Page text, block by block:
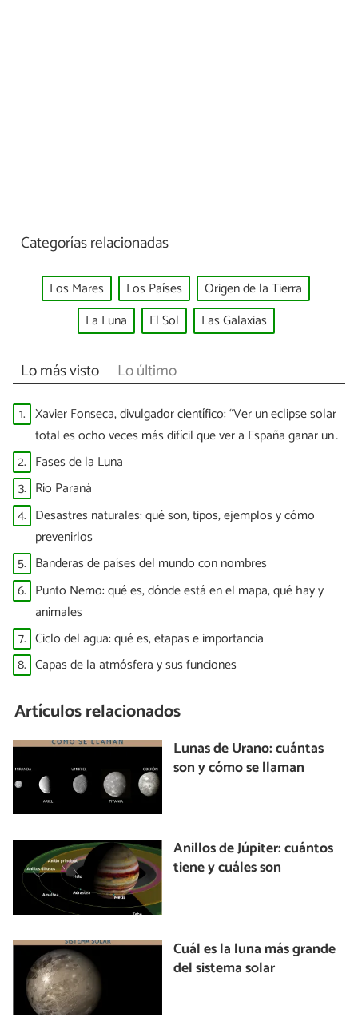
Categorías relacionadas
Los Mares Los Países
Origen de la Tierra
La Luna
El Sol Las Galaxias
Lo más visto Lo último
1. Xavier Fonseca, divulgador científico: “Ver un eclipse solar
total es ocho veces más difícil que ver a España ganar un
Mundial”
2. Fases de la Luna
3. Río Paraná
4. Desastres naturales: qué son, tipos, ejemplos y cómo
prevenirlos
5. Banderas de países del mundo con nombres
6. Punto Nemo: qué es, dónde está en el mapa, qué hay y
animales
7. Ciclo del agua: qué es, etapas e importancia
8. Capas de la atmósfera y sus funciones
Artículos relacionados
Lunas de Urano: cuántas
son y cómo se llaman
Anillos de Júpiter: cuántos
tiene y cuáles son
Cuál es la luna más grande
del sistema solar